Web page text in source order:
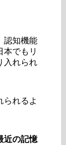
認知機能
本でもリ
入れられ
られるよ
近の記憶